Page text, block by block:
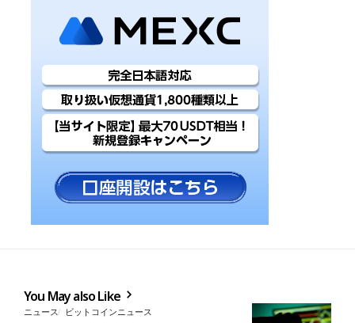
You May also Like
ニュース ビットコインニュース